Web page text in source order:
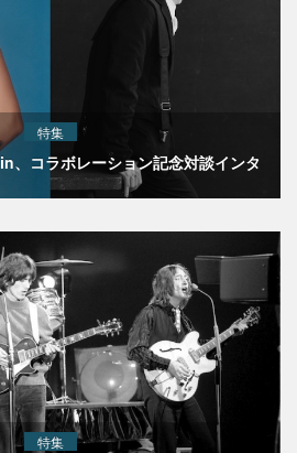
特集
、コラボレーション記念対談インタ
特集